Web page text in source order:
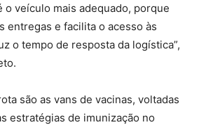
o veículo mais adequado, porque
entregas e facilita o acesso às
o tempo de resposta da logística”,
são as vans de vacinas, voltadas
estratégias de imunização no